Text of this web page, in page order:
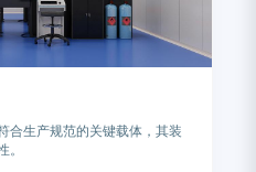
合生产规范的关键载体，其装